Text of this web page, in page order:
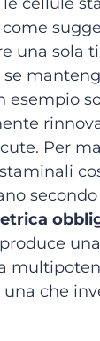
una sola
esempio
Per
che